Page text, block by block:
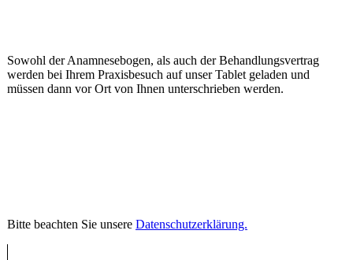
Sowohl der Anamnesebogen, als auch der Behandlungsvertrag
werden bei Ihrem Praxisbesuch auf unser Tablet geladen und
müssen dann vor Ort von Ihnen unterschrieben werden.
Bitte beachten Sie unsere Datenschutzerklärung.